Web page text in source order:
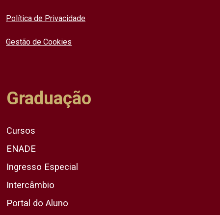
Política de Privacidade
Gestão de Cookies
Graduação
Cursos
ENADE
Ingresso Especial
Intercâmbio
Portal do Aluno